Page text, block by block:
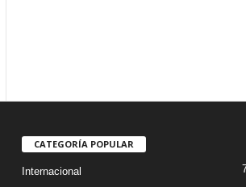
CATEGORÍA POPULAR
Internacional